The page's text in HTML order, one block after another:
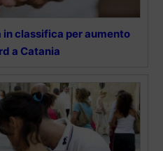
in classifica per aumento
a Catania